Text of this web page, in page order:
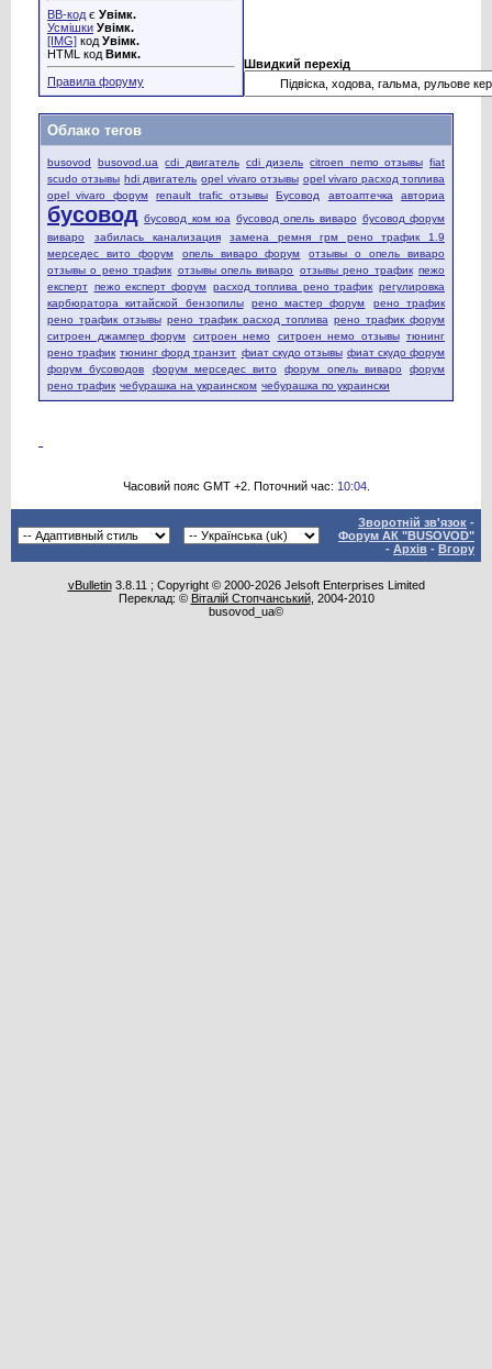
BB-код є Увімк.
Усмішки Увімк.
[IMG] код Увімк.
HTML код Вимк.
Правила форуму
Швидкий перехід
Облако тегов
busovod busovod.ua cdi двигатель cdi дизель citroen nemo отзывы fiat
scudo отзывы hdi двигатель opel vivaro отзывы opel vivaro расход топлива
opel vivaro форум
renault trafic отзывы Бусовод автоаптечка авториа
бусовод бусовод ком юа бусовод опель виваро бусовод форум
виваро
забилась канализация
замена ремня грм рено трафик 1.9
мерседес вито форум
опель виваро форум
отзывы о опель виваро
отзывы о рено трафик отзывы опель виваро отзывы рено трафик пежо
експерт пежо експерт форум расход топлива рено трафик регулировка
карбюратора китайской бензопилы
рено мастер форум
рено трафик
рено трафик отзывы рено трафик расход топлива рено трафик форум
ситроен джампер форум
ситроен немо ситроен немо отзывы тюнинг
рено трафик тюнинг форд транзит фиат скудо отзывы фиат скудо форум
форум бусоводов
форум мерседес вито форум опель виваро
форум
рено трафик чебурашка на украинском чебурашка по украински
Часовий пояс GMT +2. Поточний час: 10:04.
Зворотній зв'язок -
Форум АК "BUSOVOD"
- Архів - Вгору
vBulletin3.8.11 ; Copyright © 2000-2026 Jelsoft Enterprises Limited
Переклад: © Віталій Стопчанський, 2004-2010
busovod_ua©